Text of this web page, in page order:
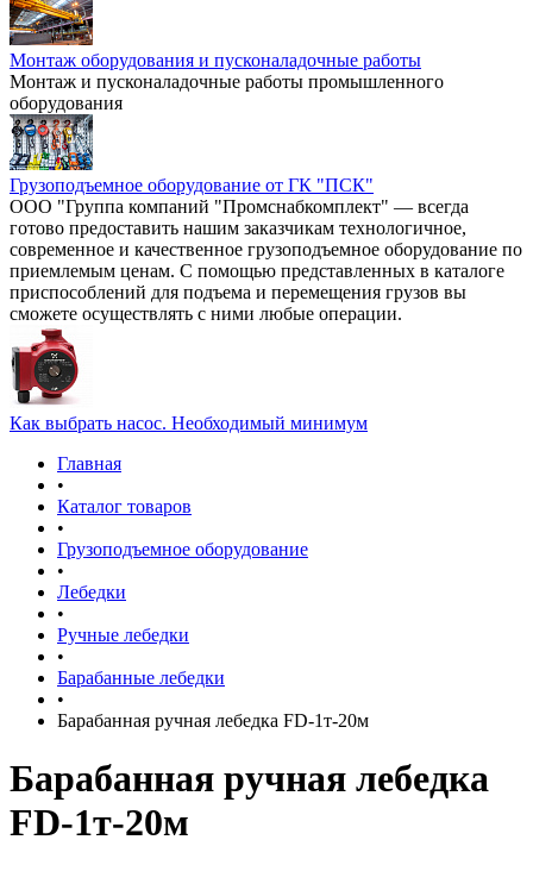
Монтаж оборудования и пусконаладочные работы
Монтаж и пусконаладочные работы промышленного
оборудования
Грузоподъемное оборудование от ГК "ПСК"
ООО "Группа компаний "Промснабкомплект" — всегда
готово предоставить нашим заказчикам технологичное,
современное и качественное грузоподъемное оборудование по
приемлемым ценам. С помощью представленных в каталоге
приспособлений для подъема и перемещения грузов вы
сможете осуществлять с ними любые операции.
Как выбрать насос. Необходимый минимум
Главная
•
Каталог товаров
•
Грузоподъемное оборудование
•
Лебедки
•
Ручные лебедки
•
Барабанные лебедки
•
Барабанная ручная лебедка FD-1т-20м
Барабанная ручная лебедка
FD-1т-20м